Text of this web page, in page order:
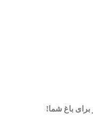
برای باغ شما!